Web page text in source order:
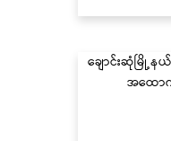
ချောင်းဆုံမြို့န
အထော